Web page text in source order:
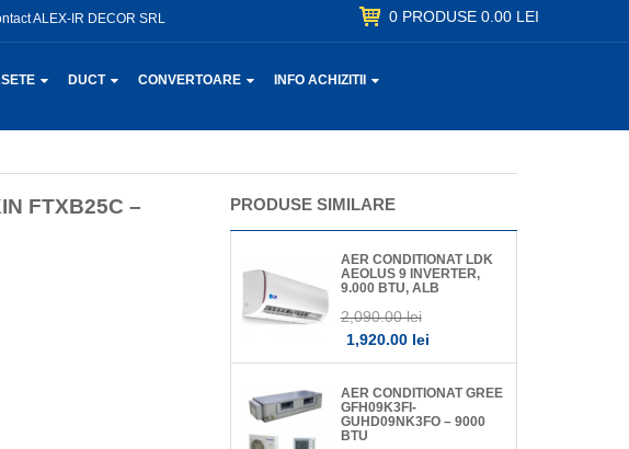
ALEX-IR DECOR SRL 0 PRODUSE 0.00 LEI
DUCT CONVERTOARE INFO ACHIZITII
FTXB25C –
PRODUSE SIMILARE
AER CONDITIONAT LDK
AEOLUS 9 INVERTER,
9.000 BTU, ALB
2,090.00 lei
1,920.00 lei
AER CONDITIONAT GREE
GFH09K3FI-
GUHD09NK3FO – 9000
BTU